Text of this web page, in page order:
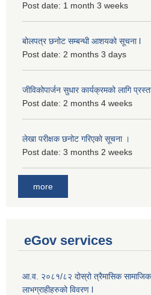
Post date: 1 month 3 weeks
बोलपत्र छनोट सम्बन्धी आशयको सूचना l
Post date: 2 months 3 days
जीविकोपार्जन सुधार कार्यक्रमको लागि
Post date: 2 months 4 weeks
लेखा परीक्षक छनोट गरिएको सूचना ।
Post date: 3 months 2 weeks
more
eGov services
आ.व. २०८१/८२ दोस्रो त्रैमासिक सामाजिक
लाभग्राहीहरुको विवरण l